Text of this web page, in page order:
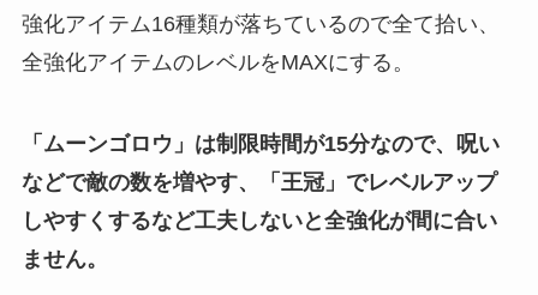
強化アイテム16種類が落ちているので全て拾い、
全強化アイテムのレベルをMAXにする。
「ムーンゴロウ」は制限時間が15分なので、呪い
などで敵の数を増やす、「王冠」でレベルアップ
しやすくするなど工夫しないと全強化が間に合い
ません。